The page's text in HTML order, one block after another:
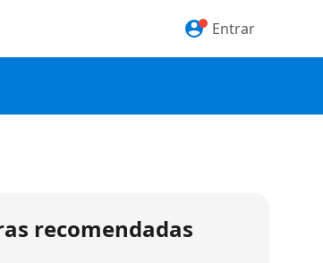
Entrar
recomendadas